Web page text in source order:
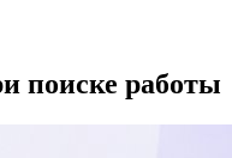
поиске работы